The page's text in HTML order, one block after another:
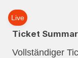
Live
Ticket
Vollständiger